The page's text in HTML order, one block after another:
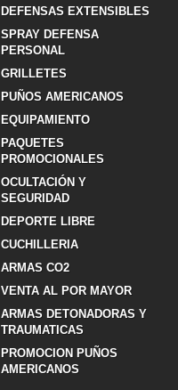
DEFENSAS EXTENSIBLES
SPRAY DEFENSA
PERSONAL
GRILLETES
PUÑOS AMERICANOS
EQUIPAMIENTO
PAQUETES
PROMOCIONALES
OCULTACIÓN Y
SEGURIDAD
DEPORTE LIBRE
CUCHILLERIA
ARMAS CO2
VENTA AL POR MAYOR
ARMAS DETONADORAS Y
TRAUMATICAS
PROMOCION PUÑOS
AMERICANOS